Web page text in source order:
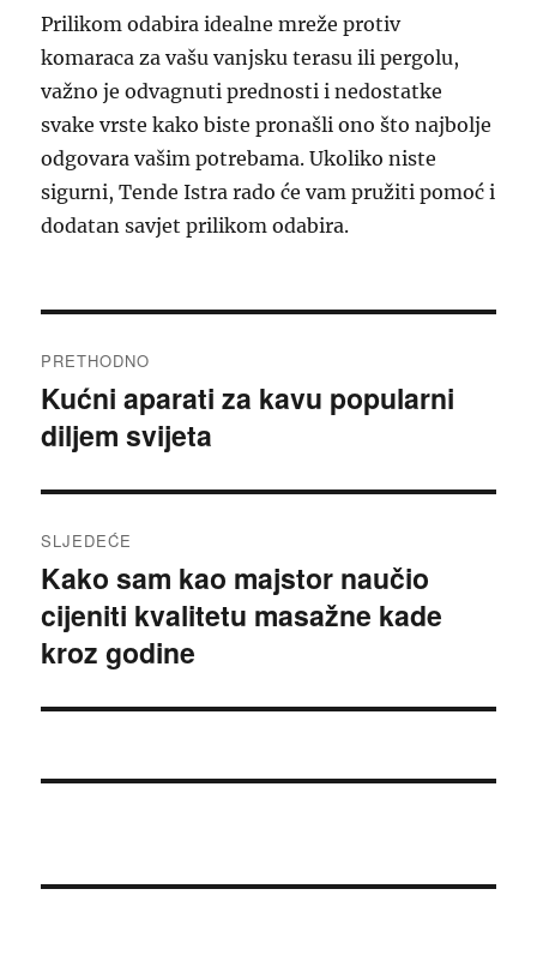
Prilikom odabira idealne mreže protiv
komaraca za vašu vanjsku terasu ili pergolu,
važno je odvagnuti prednosti i nedostatke
svake vrste kako biste pronašli ono što najbolje
odgovara vašim potrebama. Ukoliko niste
sigurni, Tende Istra rado će vam pružiti pomoć i
dodatan savjet prilikom odabira.
objava
PRETHODNO
Prethodna
objava:
Kućni aparati za kavu popularni
diljem svijeta
SLJEDEĆE
Sljedeća
objava:
Kako sam kao majstor naučio
cijeniti kvalitetu masažne kade
kroz godine